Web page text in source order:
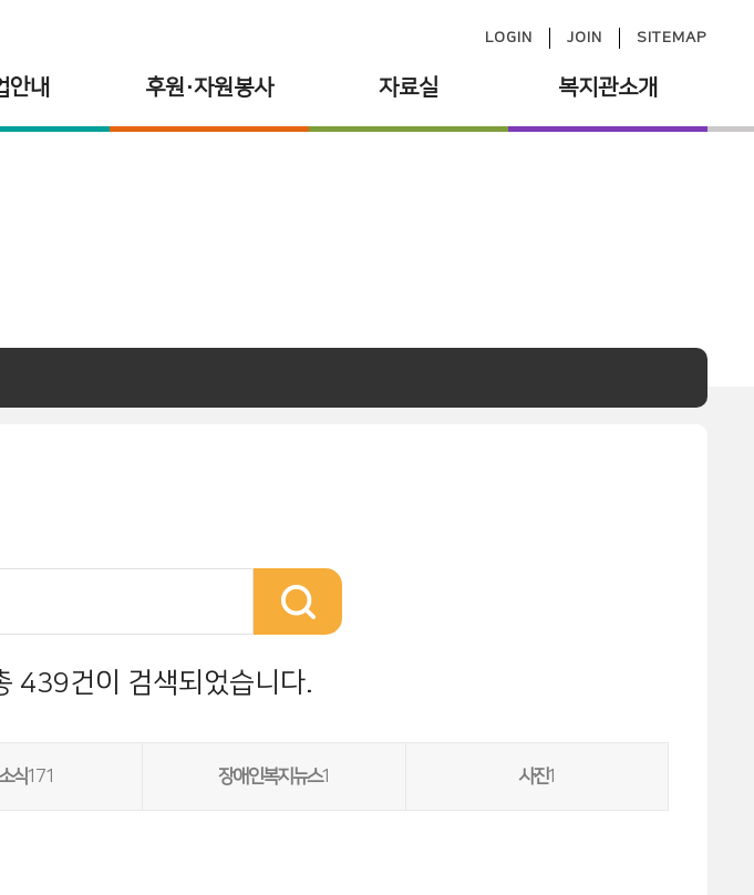
LOGIN JOIN SITEMAP
안내 후원·자원봉사 자료실 복지관소개
439건이 검색되었습니다.
식171 장애인복지뉴스1 사진1